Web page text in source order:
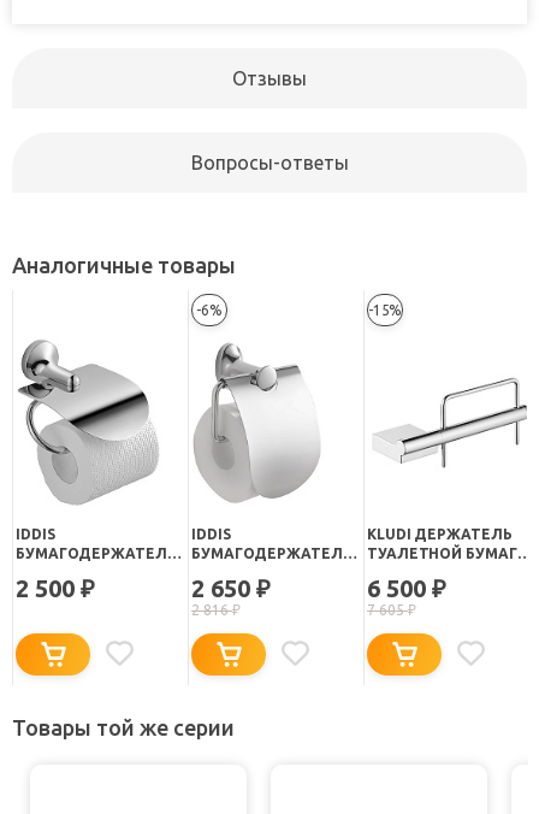
Отзывы
Вопросы-ответы
Аналогичные товары
IDDIS
БУМАГОДЕРЖАТЕЛЬ
КРЫШКОЙ
2 500 ₽
-6%
IDDIS
БУМАГОДЕРЖАТЕЛЬ
КРЫШКОЙ
2 650 ₽
2 816₽
-15%
KLUDI ДЕРЖАТЕЛЬ
ТУАЛЕТНОЙ БУМАГИ
6 500 ₽
7 605₽
Товары той же серии